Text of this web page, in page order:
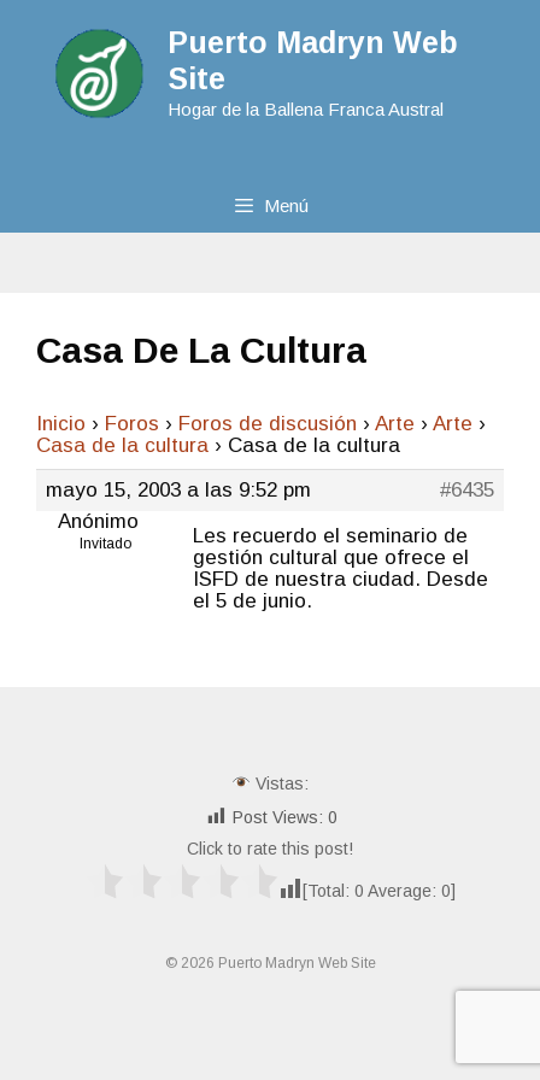
Puerto Madryn Web
Site
Hogar de la Ballena Franca Austral
Menú
Casa De La Cultura
Inicio › Foros › Foros de discusión › Arte › Arte ›
Casa de la cultura › Casa de la cultura
mayo 15, 2003 a las 9:52 pm
#6435
Anónimo
Invitado
Les recuerdo el seminario de
gestión cultural que ofrece el
ISFD de nuestra ciudad. Desde
el 5 de junio.
Vistas:
Post Views: 0
Click to rate this post!
[Total: 0 Average: 0]
© 2026 Puerto Madryn Web Site